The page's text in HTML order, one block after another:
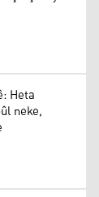
Heta
neke,